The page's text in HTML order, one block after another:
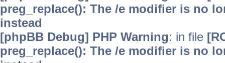
preg_replace(): The /e modifier is no
instead
[phpBB Debug] PHP Warning: in file
preg_replace(): The /e modifier is no